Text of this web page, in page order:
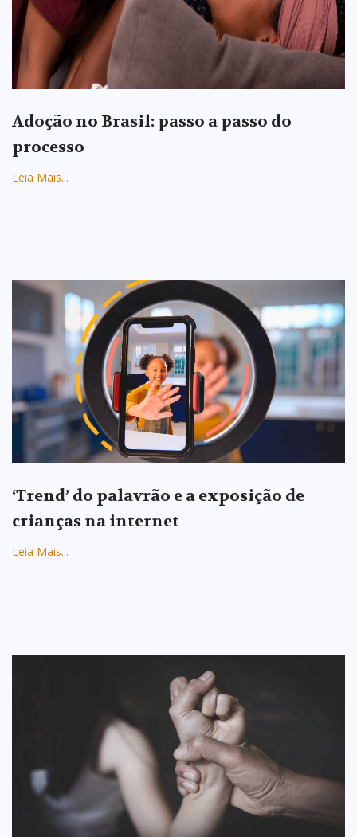
Adoção no Brasil: passo a passo do
processo
Leia Mais...
‘Trend’ do palavrão e a exposição de
crianças na internet
Leia Mais...